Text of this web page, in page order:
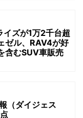
ズが1万2千台超
ゼル、RAV4が好
含むSUV車販売
（ダイジェス